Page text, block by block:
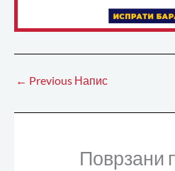
← Previous Напис
Поврзани